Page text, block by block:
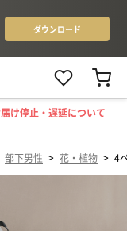
け停止・遅延について
部下男性 > 花・植物 > 4